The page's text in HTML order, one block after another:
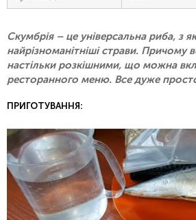
Скумбрія – це універсальна риба, з
найрізноманітніші страви. Причому
настільки розкішними, що можна
ресторанного меню. Все дуже
ПРИГОТУВАННЯ: